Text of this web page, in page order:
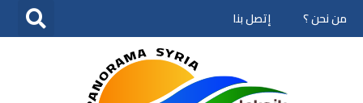
تخطى
من نحن ؟ إتصل بنا